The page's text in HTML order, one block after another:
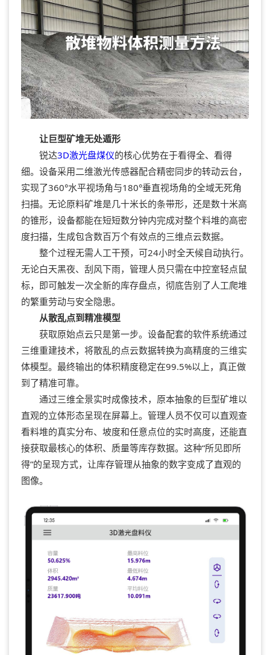
让巨型矿堆无处遁形
锐达3D激光盘煤仪的核心优势在于看得全、看得
细。设备采用二维激光传感器配合精密同步的转动云台，
实现了360°水平视场角与180°垂直视场角的全域无死角
扫描。无论原料矿堆是几十米长的条带形，还是数十米高
的锥形，设备都能在短短数分钟内完成对整个料堆的高密
度扫描，生成包含数百万个有效点的三维点云数据。
整个过程无需人工干预，可24小时全天候自动执行。
无论白天黑夜、刮风下雨，管理人员只需在中控室轻点鼠
标，即可触发一次全新的库存盘点，彻底告别了人工爬堆
的繁重劳动与安全隐患。
从散乱点到精准模型
获取原始点云只是第一步。设备配套的软件系统通过
三维重建技术，将散乱的点云数据转换为高精度的三维实
体模型。最终输出的体积精度稳定在99.5%以上，真正做
到了精准可靠。
通过三维全景实时成像技术，原本抽象的巨型矿堆以
直观的立体形态呈现在屏幕上。管理人员不仅可以直观查
看料堆的真实分布、坡度和任意点位的实时高度，还能直
接获取最核心的体积、质量等库存数据。这种“所见即所
得”的呈现方式，让库存管理从抽象的数字变成了直观的
图像。